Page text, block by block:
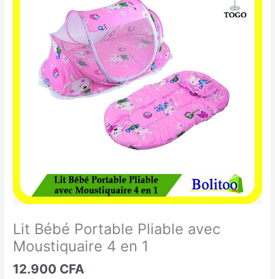
Lit Bébé Portable Pliable avec
Moustiquaire 4 en 1
12.900 CFA
Moustiquaire